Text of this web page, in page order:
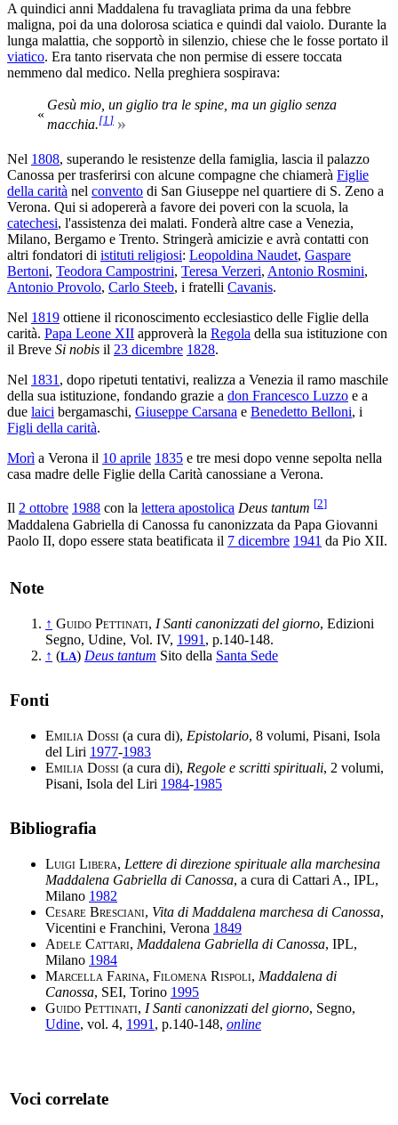
A quindici anni Maddalena fu travagliata prima da una febbre
maligna, poi da una dolorosa sciatica e quindi dal vaiolo. Durante la
lunga malattia, che sopportò in silenzio, chiese che le fosse portato il
viatico. Era tanto riservata che non permise di essere toccata
nemmeno dal medico. Nella preghiera sospirava:
«
Gesù mio, un giglio tra le spine, ma un giglio senza
macchia.[1 ] »
Nel 1808, superando le resistenze della famiglia, lascia il palazzo
Canossa per trasferirsi con alcune compagne che chiamerà Figlie
della carità nel convento di San Giuseppe nel quartiere di S. Zeno a
Verona. Qui si adopererà a favore dei poveri con la scuola, la
catechesi, l'assistenza dei malati. Fonderà altre case a Venezia,
Milano, Bergamo e Trento. Stringerà amicizie e avrà contatti con
altri fondatori di istituti religiosi: Leopoldina Naudet, Gaspare
Bertoni, Teodora Campostrini, Teresa Verzeri, Antonio Rosmini,
Antonio Provolo, Carlo Steeb, i fratelli Cavanis.
Nel 1819 ottiene il riconoscimento ecclesiastico delle Figlie della
carità. Papa Leone XII approverà la Regola della sua istituzione con
il Breve Si nobis il 23 dicembre 1828.
Nel 1831 , dopo ripetuti tentativi, realizza a Venezia il ramo maschile
della sua istituzione, fondando grazie a don Francesco Luzzo e a
due laici bergamaschi, Giuseppe Carsana e Benedetto Belloni, i
Figli della carità.
Morì a Verona il 10 aprile 1835 e tre mesi dopo venne sepolta nella
casa madre delle Figlie della Carità canossiane a Verona.
Il 2 ottobre 1988 con la lettera apostolica Deus tantum [2]
Maddalena Gabriella di Canossa fu canonizzata da Papa Giovanni
Paolo II, dopo essere stata beatificata il 7 dicembre 1941 da Pio XII.
Note
↑ Guido Pettinati, I Santi canonizzati del giorno, Edizioni
Segno, Udine, Vol. IV, 1991 , p.140-148.
↑ (LA) Deus tantum Sito della Santa Sede
Fonti
Emilia Dossi (a cura di), Epistolario, 8 volumi, Pisani, Isola
del Liri 1977-1983
Emilia Dossi (a cura di), Regole e scritti spirituali, 2 volumi,
Pisani, Isola del Liri 1984-1985
Bibliografia
Luigi Libera, Lettere di direzione spirituale alla marchesina
Maddalena Gabriella di Canossa, a cura di Cattari A., IPL,
Milano 1982
Cesare Bresciani, Vita di Maddalena marchesa di Canossa,
Vicentini e Franchini, Verona 1849
Adele Cattari, Maddalena Gabriella di Canossa, IPL,
Milano 1984
Marcella Farina, Filomena Rispoli, Maddalena di
Canossa, SEI, Torino 1995
Guido Pettinati, I Santi canonizzati del giorno, Segno,
Udine, vol. 4, 1991 , p.140-148, online
Voci correlate